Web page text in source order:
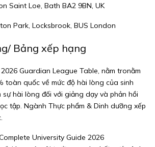
Saint Loe, Bath BA2 9BN, UK
Park, Locksbrook, BUS London
Bảng xếp hạng
Guardian League Table, nằm tronằm
toàn quốc về mức độ hài lòng của sinh
sự hài lòng đối với giảng dạy và phản hồi
tập. Ngành Thực phẩm & Dinh dưỡng xếp
University Guide 2026